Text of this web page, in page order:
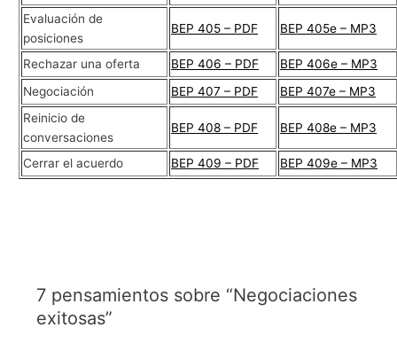
Evaluación de
posiciones
BEP 405 – PDF BEP 405e – MP3
Rechazar una oferta BEP 406 – PDF
BEP 406e – MP3
Negociación
BEP 407 – PDF
BEP 407e – MP3
Reinicio de
conversaciones
BEP 408 – PDF BEP 408e – MP3
Cerrar el acuerdo BEP 409 – PDF BEP 409e – MP3
7 pensamientos sobre “Negociaciones
exitosas”